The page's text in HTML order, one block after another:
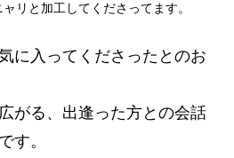
リと加工してくださってます。
に入ってくださったとのお
がる、出逢った方との会話
す。